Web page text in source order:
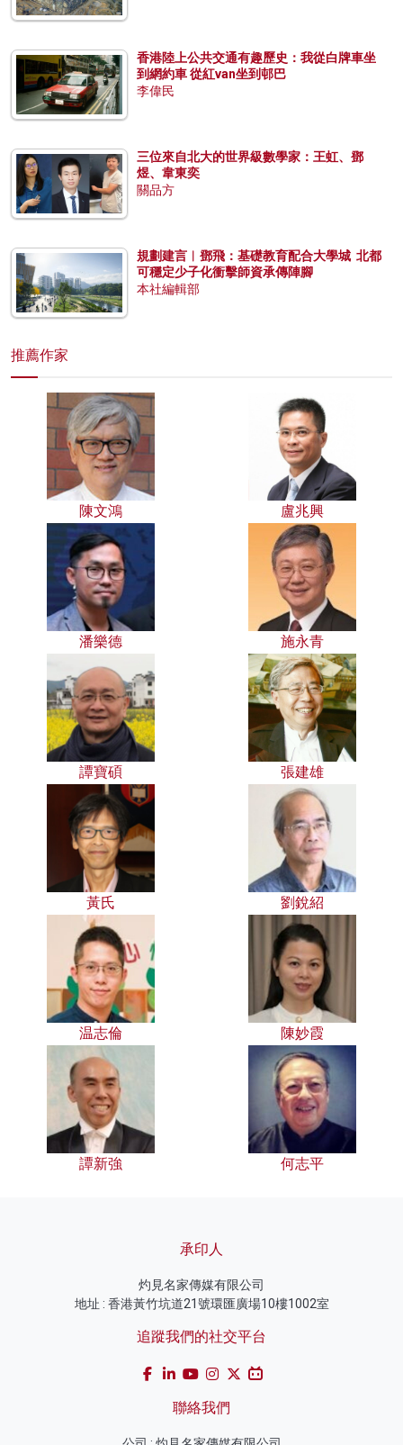
香港陸上公共交通有趣歷史：我從白牌車坐
到網約車 從紅van坐到邨巴
李偉民
三位來自北大的世界級數學家：王虹、鄧
煜、韋東奕
關品方
規劃建言︱鄧飛：基礎教育配合大學城 北都
可穩定少子化衝擊師資承傳陣腳
本社編輯部
推薦作家
陳文鴻 盧兆興
潘樂德 施永青
譚寶碩 張建雄
黃氏 劉銳紹
温志倫 陳妙霞
譚新強 何志平
承印人
灼見名家傳媒有限公司
地址 : 香港黃竹坑道21號環匯廣場10樓1002室
追蹤我們的社交平台
聯絡我們